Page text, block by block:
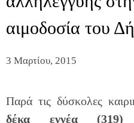
αιμοδοσία του
3 Μαρτίου, 2015
Παρά τις δύσκολες
δέκα εννέα (319)